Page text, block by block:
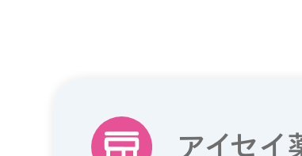
アイセ